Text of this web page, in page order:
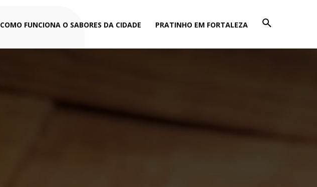
COMO FUNCIONA O SABORES DA CIDADE PRATINHO EM FORTALEZA